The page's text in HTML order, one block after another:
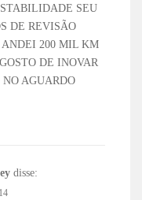
SEU
DE REVISÃO
200 MIL KM
DE INOVAR
AGUARDO
disse: